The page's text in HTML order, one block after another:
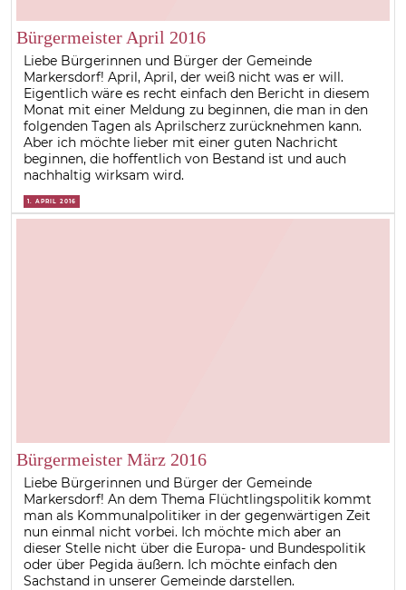
Bürgermeister April 2016
Liebe Bürgerinnen und Bürger der Gemeinde
Markersdorf! April, April, der weiß nicht was er will.
Eigentlich wäre es recht einfach den Bericht in diesem
Monat mit einer Meldung zu beginnen, die man in den
folgenden Tagen als Aprilscherz zurücknehmen kann.
Aber ich möchte lieber mit einer guten Nachricht
beginnen, die hoffentlich von Bestand ist und auch
nachhaltig wirksam wird.
1. APRIL 2016
Bürgermeister März 2016
Liebe Bürgerinnen und Bürger der Gemeinde
Markersdorf! An dem Thema Flüchtlingspolitik kommt
man als Kommunalpolitiker in der gegenwärtigen Zeit
nun einmal nicht vorbei. Ich möchte mich aber an
dieser Stelle nicht über die Europa- und Bundespolitik
oder über Pegida äußern. Ich möchte einfach den
Sachstand in unserer Gemeinde darstellen.